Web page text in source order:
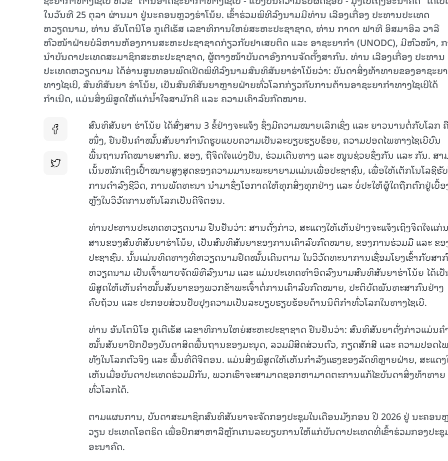
ໃນວັນທີ 25 ຕຸລາ ຜ່ານມາ ຢູ່ນະຄອນຫຼວງຮ່າໂນ້ຍ. ເຂົ້າຮ່ວມພິທີລົງນາມມີທ່ານ ເລືອງເກື່ອງ ປະທານປະເທດ
ຫວຽດນາມ, ທ່ານ ອັນໂຕນີໂອ ກູເຕີເຣັສ ເລຂາທິການໃຫຍ່ສະຫະປະຊາຊາດ, ທ່ານ ກາດາ ຟາທີ ອິສມາອິລ ວາລີ
ຫົວໜ້າຝ່າຍບໍລິຫານຫ້ອງການສະຫະປະຊາຊາດກ່ຽວກັບຢາເສບຕິດ ແລະ ອາຊະຍາກຳ (UNODC), ມີຫົວໜ້າ,
ນຳບັນດາປະເທດສະມາຊິກສະຫະປະຊາຊາດ, ຜູ້ຕາງໜ້າບັນດາອົງການຈັດຕັ້ງສາກົນ. ທ່ານ ເລືອງເກື່ອງ ປະທານ
ປະເທດຫວຽດນາມ ໄດ້ອ່ານສູນທອນພົດເປີດພິທີລົງນາມສົນທິສັນຍາຮ່າໂນ້ຍວ່າ: ບັນດາສິ່ງທ້າທາຍຂອງອາຊະຍ
ທາງໄຊເບີ, ສົນທິສັນຍາ ຮ່າໂນ້ຍ, ເປັນສົນທິສັນຍາຫຼາຍຝ່າຍທົ່ວໂລກກ່ຽວກັບການຕ້ານອາຊະຍາກຳທາງໄຊເບີໄດ້
ກຳເນີດ, ແມ່ນສິ່ງພິສູດໃຫ້ແກ່ນ້ຳໃຈສາມັກຄີ ແລະ ຄວາມເຄົາລົບກົດໝາຍ.
ສົນທິສັນຍາ ຮ່າໂນ້ຍ ໄດ້ສົ່ງສານ 3 ຂໍ້ຢ່າງຈະແຈ້ງ ຊຶ່ງມີຄວາມໝາຍເລິກເຊິ່ງ ແລະ ຍາວນານຕໍ່ກັບໂລກ
ໜຶ່ງ, ຢືນຢັນຄຳໝັ້ນສັນຍາກຳນົດຮູບແບບຄວາມເປັນລະບຽບຮຽບຮ້ອຍ, ຄວາມປອດໄພທາງໄຊເບີບົນ
ພື້ນຖານກົດໝາຍສາກົນ. ສອງ, ຖືຈິດໃຈແບ່ງປັນ, ຮ່ວມເດີນທາງ ແລະ ໜູນຊ່ວຍຊຶ່ງກັນ ແລະ ກັນ. ສາ
ເນັ້ນໜັກເຖິງເປົ້າໝາຍສູງສຸດຂອງຄວາມມານະພະຍາຍາມແມ່ນເພື່ອປະຊາຊົນ, ເພື່ອໃຫ້ເຕັກໂນໂລຊີຮັບ
ການດຳລົງຊີວິດ, ການພັດທະນາ ນຳມາຊຶ່ງໂອກາດໃຫ້ທຸກສິ່ງທຸກຢ່າງ ແລະ ບໍ່ປະໃຫ້ຜູ້ໃດຖືກຕົກຢູ່ເບື້ອ
ຫຼັງໃນວິວັດການຫັນໂລກເປັນດີຈີຕອນ.
ທ່ານປະທານປະເທດຫວຽດນາມ ຢືນຢັນວ່າ: ສານດັ່ງກ່າວ, ສະແດງໃຫ້ເຫັນຢ່າງຈະແຈ້ງເຖິງຈິດໃຈແກ່ນ
ສານຂອງສົນທິສັນຍາຮ່າໂນ້ຍ, ເປັນສົນທິສັນຍາຂອງການເຄົາລົບກົດໝາຍ, ຂອງການຮ່ວມມື ແລະ ຂອ
ປະຊາຊົນ. ນັ້ນແມ່ນທິດທາງທີ່ຫວຽດນາມຢຶດໝັ້ນເດີນຕາມ ໃນວິວັດທະນາການເຊື່ອມໂຍງເຂົ້າກັບສາ
ຫວຽດນາມ ເປັນເຈົ້າພາບຈັດພິທີລົງນາມ ແລະ ແມ່ນປະເທດທຳອິດລົງນາມສົນທິສັນຍາຮ່າໂນ້ຍ ໄດ້ເປັ
ພິສູດໃຫ້ເຫັນຄຳໝັ້ນສັນຍາຂອງພວກຂ້າພະເຈົ້າຕໍ່ການເຄົາລົບກົດໝາຍ, ປະຕິບັດພັນທະສາກົນຢ່າງ
ຄົບຖ້ວນ ແລະ ປະກອບສ່ວນປັບປຸງຄວາມເປັນລະບຽບຮຽບຮ້ອຍດ້ານນິຕິກຳທົ່ວໂລກໃນທາງໄຊເບີ.
ທ່ານ ອັນໂຕນີໂອ ກູເຕີເຣັສ ເລຂາທິການໃຫຍ່ສະຫະປະຊາຊາດ ຢືນຢັນວ່າ: ສົນທິສັນຍາດັ່ງກ່າວແມ່ນຄ
ໝັ້ນສັນຍາປົກປ້ອງບັນດາສິດພື້ນຖານຂອງມະນຸດ, ລວມມີສິດສ່ວນຕົວ, ກຽດສັກສີ ແລະ ຄວາມປອດໄ
ທັງໃນໂລກຕົວຈິງ ແລະ ພື້ນທີ່ດີຈີຕອນ. ແມ່ນສິ່ງພິສູດໃຫ້ເຫັນກຳລັງແຮງຂອງລັດທິຫຼາຍຝ່າຍ, ສະແດ
ເຫັນເມື່ອບັນດາປະເທດຮ່ວມມືກັນ, ພວກເຮົາຈະສາມາດຊອກຫາມາດຕະການແກ້ໄຂບັນດາສິ່ງທ້າທາຍ
ທົ່ວໂລກໄດ້.
ຕາມແຜນການ, ບັນດາສະມາຊິກສົນທິສັນຍາຈະຈັດກອງປະຊຸມໃນເດືອນມັງກອນ ປີ 2026 ຢູ່ ນະຄອນ
ວຽນ ປະເທດໂອຕຣິດ ເພື່ອປຶກສາຫາລືຫຼັກເກນລະບຽບການໃຫ້ແກ່ບັນດາປະເທດທີ່ເຂົ້າຮ່ວມກອງປະຊຸ
ອະນາຄົດ.
15.040(07-08-2026)